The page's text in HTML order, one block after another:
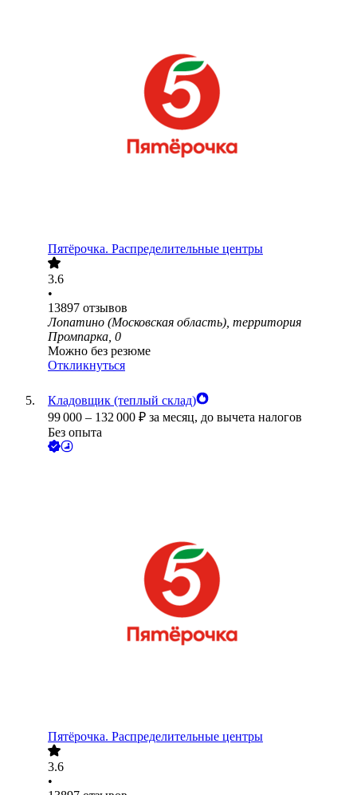
Пятёрочка. Распределительные центры
3.6
•
13897 отзывов
Лопатино (Московская область), территория
Промпарка, 0
Можно без резюме
Откликнуться
Кладовщик (теплый склад)
99 000 – 132 000 ₽ за месяц, до вычета налогов
Без опыта
Пятёрочка. Распределительные центры
3.6
•